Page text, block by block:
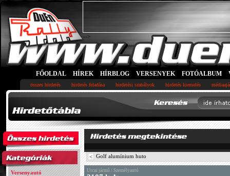
-->
FŐOLDAL HÍREK HÍRBLOG VERSENYEK FOTÓALBUM
összes hirdetés hirdetés feladása hirdetési szabályok hirdetés kiemelés
Versenyautó
< Golf alumínium huto
Utcai jármű / Személyautó